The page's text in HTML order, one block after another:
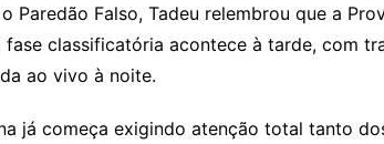
Paredão Falso, Tadeu relembrou que a
fase classificatória acontece à tarde, com
ao vivo à noite.
já começa exigindo atenção total tanto